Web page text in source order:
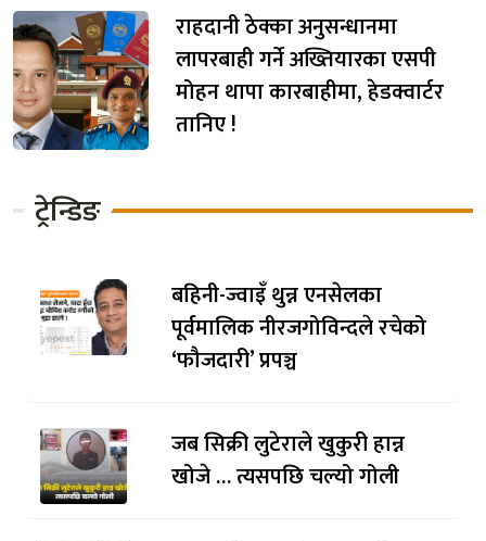
राहदानी ठेक्का अनुसन्धानमा
लापरबाही गर्ने अख्तियारका एसपी
मोहन थापा कारबाहीमा, हेडक्वार्टर
तानिए !
ट्रेन्डिङ
बहिनी-ज्वाइँ थुन्न एनसेलका
पूर्वमालिक नीरजगोविन्दले रचेको
‘फौजदारी’ प्रपञ्च
जब सिक्री लुटेराले खुकुरी हान्न
खोजे … त्यसपछि चल्यो गोली